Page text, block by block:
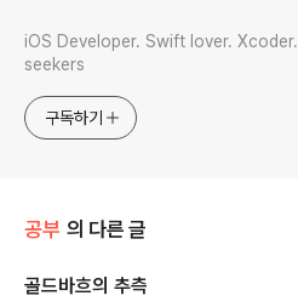
iOS Developer. Swift lover. Xcoder. Be truth
seekers
구독하기
공부 의 다른 글
골드바흐의 추측